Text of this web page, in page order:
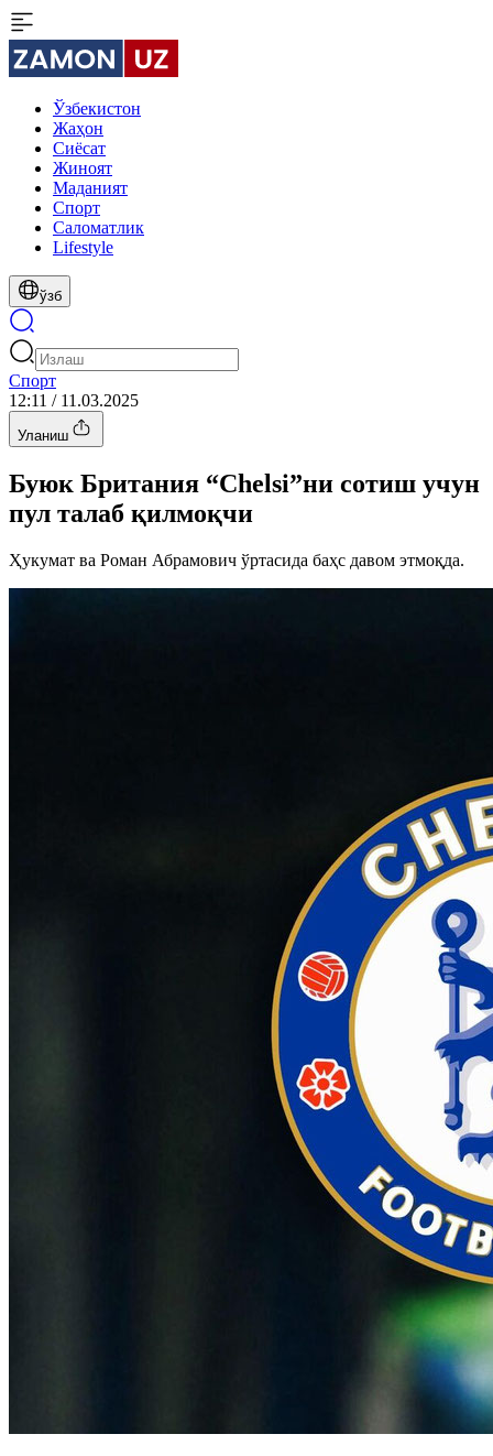
Ўзбекистон
Жаҳон
Сиёсат
Жиноят
Маданият
Спорт
Cаломатлик
Lifestyle
ўзб
Спорт
12:11 / 11.03.2025
Уланиш
Буюк Британия “Chelsi”ни сотиш учун
пул талаб қилмоқчи
Ҳукумат ва Роман Абрамович ўртасида баҳс давом этмоқда.